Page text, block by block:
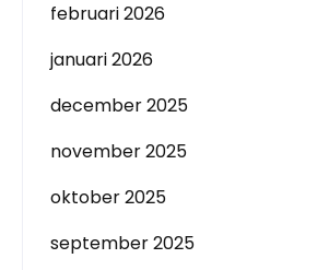
februari 2026
januari 2026
december 2025
november 2025
oktober 2025
september 2025